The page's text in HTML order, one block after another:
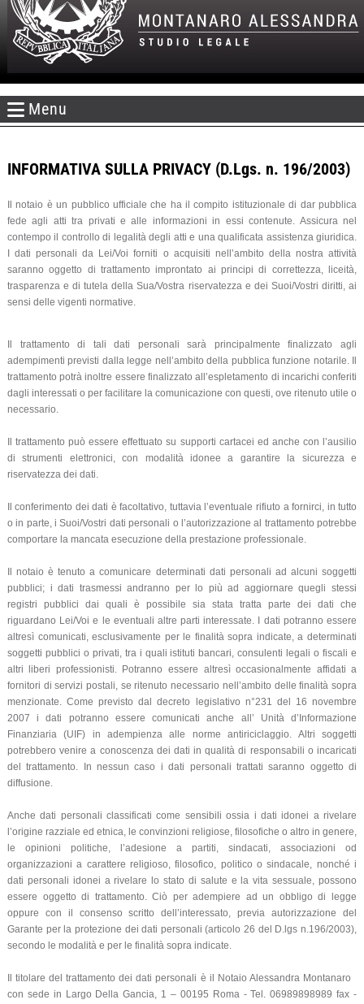
Menu
INFORMATIVA SULLA PRIVACY (D.Lgs. n. 196/2003)
Il notaio è un pubblico ufficiale che ha il compito istituzionale di dar pubblica
fede agli atti tra privati e alle informazioni in essi contenute. Assicura nel
contempo il controllo di legalità degli atti e una qualificata assistenza giuridica.
I dati personali da Lei/Voi forniti o acquisiti nell’ambito della nostra attività
saranno oggetto di trattamento improntato ai principi di correttezza, liceità,
trasparenza e di tutela della Sua/Vostra riservatezza e dei Suoi/Vostri diritti, ai
sensi delle vigenti normative.
Il trattamento di tali dati personali sarà principalmente finalizzato agli
adempimenti previsti dalla legge nell’ambito della pubblica funzione notarile. Il
trattamento potrà inoltre essere finalizzato all’espletamento di incarichi conferiti
dagli interessati o per facilitare la comunicazione con questi, ove ritenuto utile o
necessario.
Il trattamento può essere effettuato su supporti cartacei ed anche con l’ausilio
di strumenti elettronici, con modalità idonee a garantire la sicurezza e
riservatezza dei dati.
Il conferimento dei dati è facoltativo, tuttavia l’eventuale rifiuto a fornirci, in tutto
o in parte, i Suoi/Vostri dati personali o l’autorizzazione al trattamento potrebbe
comportare la mancata esecuzione della prestazione professionale.
Il notaio è tenuto a comunicare determinati dati personali ad alcuni soggetti
pubblici; i dati trasmessi andranno per lo più ad aggiornare quegli stessi
registri pubblici dai quali è possibile sia stata tratta parte dei dati che
riguardano Lei/Voi e le eventuali altre parti interessate. I dati potranno essere
altresì comunicati, esclusivamente per le finalità sopra indicate, a determinati
soggetti pubblici o privati, tra i quali istituti bancari, consulenti legali o fiscali e
altri liberi professionisti. Potranno essere altresì occasionalmente affidati a
fornitori di servizi postali, se ritenuto necessario nell’ambito delle finalità sopra
menzionate. Come previsto dal decreto legislativo n°231 del 16 novembre
2007 i dati potranno essere comunicati anche all’ Unità d’Informazione
Finanziaria (UIF) in adempienza alle norme antiriciclaggio. Altri soggetti
potrebbero venire a conoscenza dei dati in qualità di responsabili o incaricati
del trattamento. In nessun caso i dati personali trattati saranno oggetto di
diffusione.
Anche dati personali classificati come sensibili ossia i dati idonei a rivelare
l’origine razziale ed etnica, le convinzioni religiose, filosofiche o altro in genere,
le opinioni politiche, l’adesione a partiti, sindacati, associazioni od
organizzazioni a carattere religioso, filosofico, politico o sindacale, nonché i
dati personali idonei a rivelare lo stato di salute e la vita sessuale, possono
essere oggetto di trattamento. Ciò per adempiere ad un obbligo di legge
oppure con il consenso scritto dell’interessato, previa autorizzazione del
Garante per la protezione dei dati personali (articolo 26 del D.lgs n.196/2003),
secondo le modalità e per le finalità sopra indicate.
Il titolare del trattamento dei dati personali è il Notaio Alessandra Montanaro
con sede in Largo Della Gancia, 1 – 00195 Roma - Tel. 06989898989 fax -